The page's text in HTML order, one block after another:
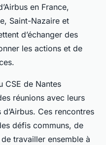
en France,
Saint-Nazaire et
d’échanger des
les actions et de
CSE de Nantes
réunions avec leurs
Ces rencontres
défis communs, de
travailler ensemble à